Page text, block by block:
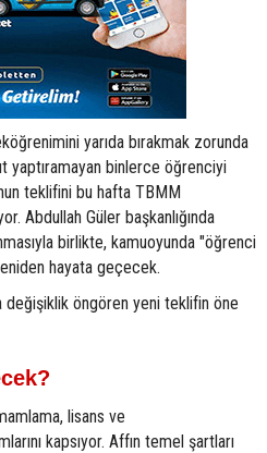
yarıda bırakmak zorunda
yaptıramayan binlerce öğrenciyi
teklifini bu hafta TBMM
Abdullah Güler başkanlığında
birlikte, kamuoyunda "öğrenci
hayata geçecek.
öngören yeni teklifin öne
lisans ve
kapsıyor. Affın temel şartları